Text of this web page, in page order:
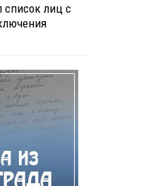
список лиц с